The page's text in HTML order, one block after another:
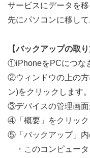
サービスにデータを
先にパソコンに移し
【バックアップの取り
①iPhoneをPCにつな
②ウィンドウの上の方
ン)をクリックします。
③デバイスの管理画面
④「概要」をクリック
⑤「バックアップ」
・このコンピュータ